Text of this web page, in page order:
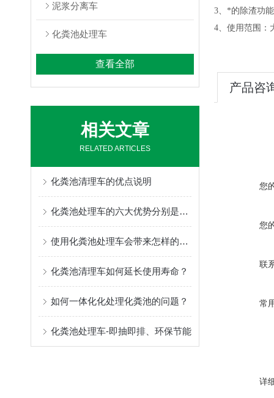
泥浆分离车
化粪池处理车
查看全部
相关文章
RELATED ARTICLES
化粪池清理车的优点说明
化粪池处理车的六大优势分别是什么？
使用化粪池处理车会带来怎样的便利？
化粪池清理车如何延长使用寿命？
如何一体化化处理化粪池的问题？
化粪池处理车-即抽即排、环保节能
3、*的除渣功
4、使用范围：
产品咨
您
您
联
常
详